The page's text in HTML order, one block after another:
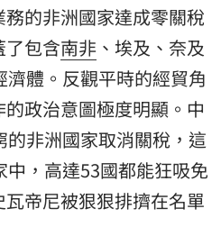
的非洲國家達成零關稅
包含南非 、埃及、奈及
體。反觀平時的經貿角
政治意圖極度明顯。中
非洲國家取消關稅，這
，高達53國都能狂吸免
帝尼被狠狠排擠在名單